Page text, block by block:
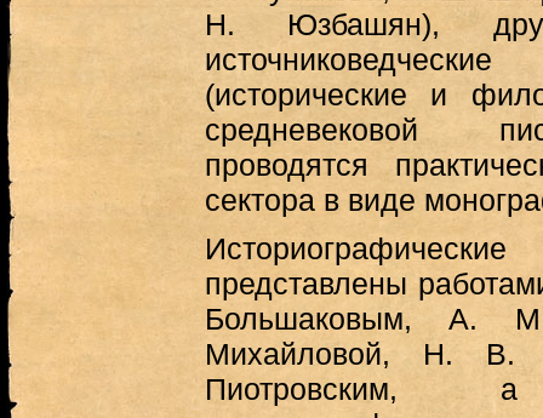
Н. Юзбашян),
(исторические и
средневековой
проводятся
сектора в виде
представлены
Большаковым, А.
Михайловой, Н. В.
Пиотровским,